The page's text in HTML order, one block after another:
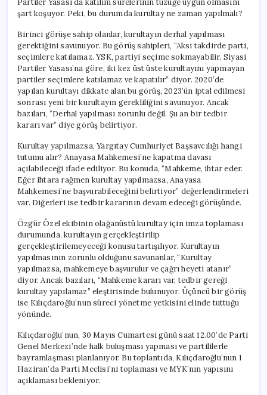
Partiler Yasası da katılım sürelerinin tüzüğe uygun olmasını
şart koşuyor. Peki, bu durumda kurultay ne zaman yapılmalı?
Birinci görüşe sahip olanlar, kurultayın derhal yapılması
gerektiğini savunuyor. Bu görüş sahipleri, “Aksi takdirde parti,
seçimlere katılamaz. YSK, partiyi seçime sokmayabilir. Siyasi
Partiler Yasası’na göre, iki kez üst üste kurultayını yapmayan
partiler seçimlere katılamaz ve kapatılır” diyor. 2020’de
yapılan kurultayı dikkate alan bu görüş, 2023’ün iptal edilmesi
sonrası yeni bir kurultayın gerekliliğini savunuyor. Ancak
bazıları, “Derhal yapılması zorunlu değil. Şu an bir tedbir
kararı var” diye görüş belirtiyor.
Kurultay yapılmazsa, Yargıtay Cumhuriyet Başsavcılığı hangi
tutumu alır? Anayasa Mahkemesi’ne kapatma davası
açılabileceği ifade ediliyor. Bu konuda, “Mahkeme, ihtar eder.
Eğer ihtara rağmen kurultay yapılmazsa, Anayasa
Mahkemesi’ne başvurabileceğini belirtiyor” değerlendirmeleri
var. Diğerleri ise tedbir kararının devam edeceği görüşünde.
Özgür Özel ekibinin olağanüstü kurultay için imza toplaması
durumunda, kurultayın gerçekleştirilip
gerçekleştirilemeyeceği konusu tartışılıyor. Kurultayın
yapılmasının zorunlu olduğunu savunanlar, “Kurultay
yapılmazsa, mahkemeye başvurulur ve çağrı heyeti atanır”
diyor. Ancak bazıları, “Mahkeme kararı var, tedbir gereği
kurultay yapılamaz” eleştirisinde bulunuyor. Üçüncü bir görüş
ise Kılıçdaroğlu’nun süreci yönetme yetkisini elinde tuttuğu
yönünde.
Kılıçdaroğlu’nun, 30 Mayıs Cumartesi günü saat 12.00’de Parti
Genel Merkezi’nde halk buluşması yapması ve partililerle
bayramlaşması planlanıyor. Bu toplantıda, Kılıçdaroğlu’nun 1
Haziran’da Parti Meclisi’ni toplaması ve MYK’nın yapısını
açıklaması bekleniyor.